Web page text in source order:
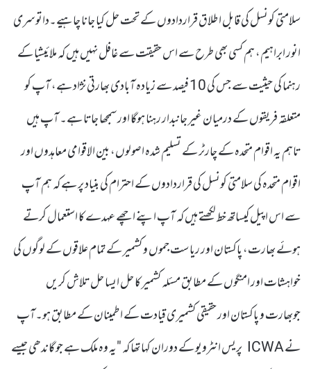
سلامتی کونسل کی قابل اطلاق قراردادوں کے تحت حل کیا جانا چاہیے۔داتو سری
انور ابراہیم، ہم کسی بھی طرح سے اس حقیقت سے غافل نہیں ہیں کہ ملائیشیا کے
رہنما کی حیثیت سے جس کی 10 فیصد سے زیادہ آبادی بھارتی نژاد ہے، آپ کو
متعلقہ فریقوں کے درمیان غیر جانبدار رہنا ہوگا اور سمجھا جاتا ہے۔ آپ ہیں
تاہم یہ اقوام متحدہ کے چارٹر کے تسلیم شدہ اصولوں، بین الاقوامی معاہدوں اور
اقوام متحدہ کی سلامتی کونسل کی قراردادوں کے احترام کی بنیاد پر ہے کہ ہم آپ
سے اس اپیل کیساتھ خط لکھتے ہیں کہ آپ اپنے اچھے عہدے کا استعمال کرتے
ہوئے بھارت، پاکستان اور ریاست جموں و کشمیر کے تمام علاقوں کے لوگوں کی
خواہشات اور امنگوں کے مطابق مسئلہ کشمیر کا حل ایسا حل تلاش کر یں
جوبھارت و پاکستان اور حقیقی کشمیری قیادت کے اطمینان کے مطابق ہو۔آپ
نے ICWA پریس انٹرویو کے دوران کہا تھا کہ "یہ وہ ملک ہے جو گاندھی جیسے